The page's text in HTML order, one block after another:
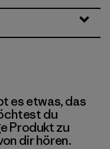
es etwas, das
du
Produkt zu
dir hören.